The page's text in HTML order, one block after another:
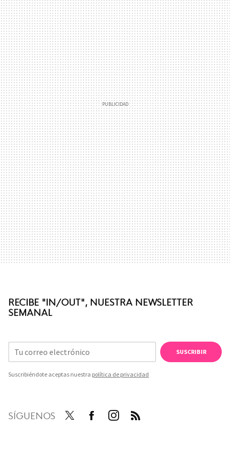
RECIBE "IN/OUT", NUESTRA NEWSLETTER
SEMANAL
SUSCRIBIR
Suscribiéndote aceptas nuestra política de privacidad
SÍGUENOS